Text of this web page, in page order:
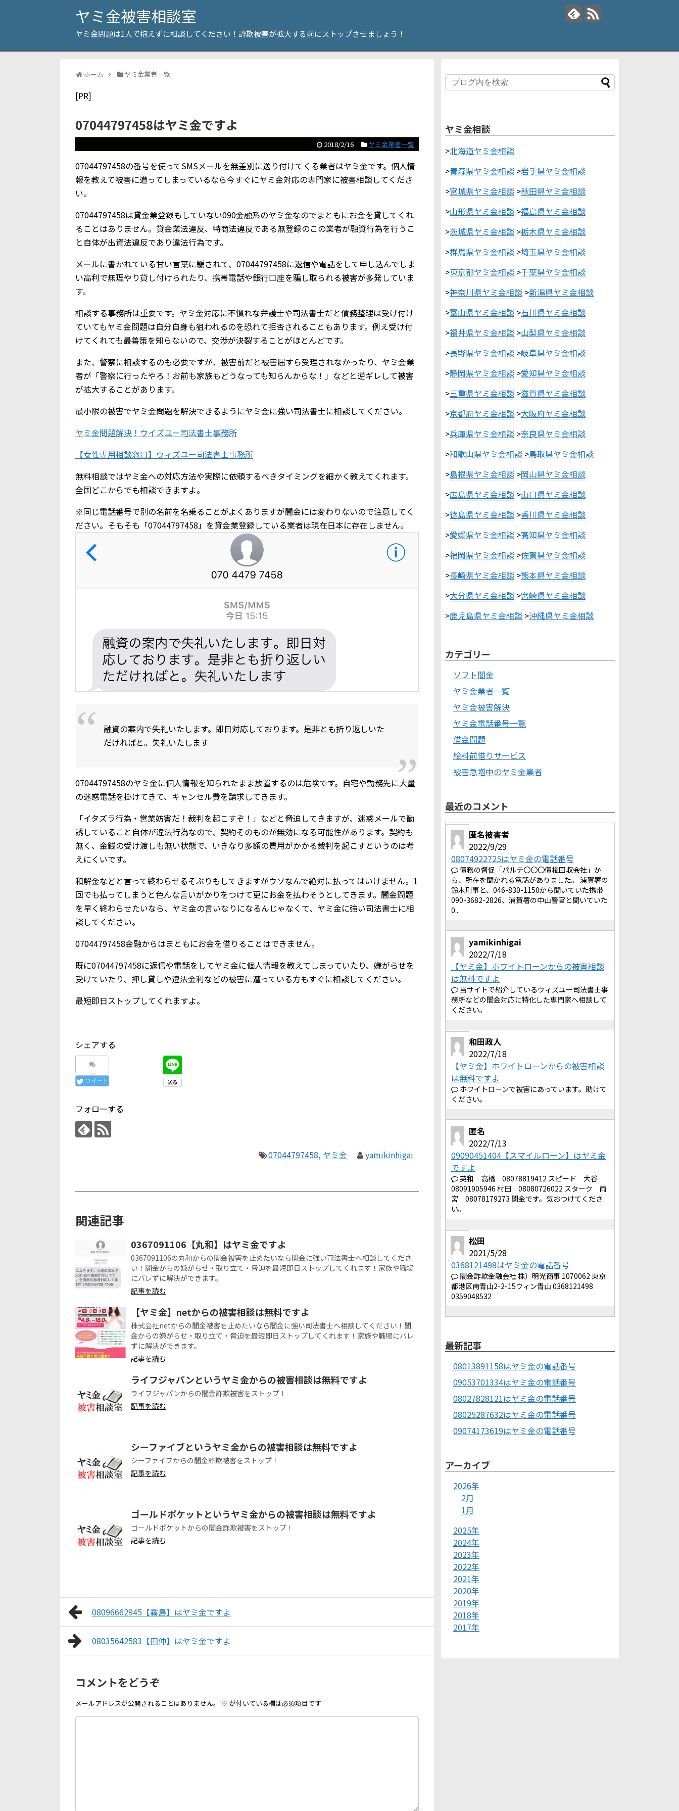
ヤミ金被害相談室
ヤミ金問題は1人で抱えずに相談してください！詐欺被害が拡大する前にストップさせましょう！
ホーム ヤミ金業者一覧
[PR]
07044797458はヤミ金ですよ
2018/2/16 ヤミ金業者一覧
07044797458の番号を使ってSMSメールを無差別に送り付けてくる業者はヤミ金です。個人情
報を教えて被害に遭ってしまっているなら今すぐにヤミ金対応の専門家に被害相談してくださ
い。
07044797458は貸金業登録もしていない090金融系のヤミ金なのでまともにお金を貸してくれ
ることはありません。貸金業法違反、特商法違反である無登録のこの業者が融資行為を行うこ
と自体が出資法違反であり違法行為です。
メールに書かれている甘い言葉に騙されて、07044797458に返信や電話をして申し込んでしま
い高利で無理やり貸し付けられたり、携帯電話や銀行口座を騙し取られる被害が多発していま
す。
相談する事務所は重要です。ヤミ金対応に不慣れな弁護士や司法書士だと債務整理は受け付け
ていてもヤミ金問題は自分自身も狙われるのを恐れて拒否されることもあります。例え受け付
けてくれても最善策を知らないので、交渉が決裂することがほとんどです。
また、警察に相談するのも必要ですが、被害前だと被害届すら受理されなかったり、ヤミ金業
者が「警察に行ったやろ！お前も家族もどうなっても知らんからな！」などと逆ギレして被害
が拡大することがあります。
最小限の被害でヤミ金問題を解決できるようにヤミ金に強い司法書士に相談してください。
ヤミ金問題解決！ウイズユー司法書士事務所
【女性専用相談窓口】ウィズユー司法書士事務所
無料相談ではヤミ金への対応方法や実際に依頼するべきタイミングを細かく教えてくれます。
全国どこからでも相談できますよ。
※同じ電話番号で別の名前を名乗ることがよくありますが闇金には変わりないので注意してく
ださい。そもそも「07044797458」を貸金業登録している業者は現在日本に存在しません。
融資の案内で失礼いたします。即日対応しております。是非とも折り返しいた
だければと。失礼いたします
07044797458のヤミ金に個人情報を知られたまま放置するのは危険です。自宅や勤務先に大量
の迷惑電話を掛けてきて、キャンセル費を請求してきます。
「イタズラ行為・営業妨害だ！裁判を起こすぞ！」などと脅迫してきますが、迷惑メールで勧
誘していること自体が違法行為なので、契約そのものが無効になる可能性があります。契約も
無く、金銭の受け渡しも無い状態で、いきなり多額の費用がかかる裁判を起こすというのは考
えにくいです。
和解金などと言って終わらせるそぶりもしてきますがウソなんで絶対に払ってはいけません。1
回でも払ってしまうと色んな言いがかりをつけて更にお金を払わそうとしてきます。闇金問題
を早く終わらせたいなら、ヤミ金の言いなりになるんじゃなくて、ヤミ金に強い司法書士に相
談してください。
07044797458金融からはまともにお金を借りることはできません。
既に07044797458に返信や電話をしてヤミ金に個人情報を教えてしまっていたり、嫌がらせを
受けていたり、押し貸しや違法金利などの被害に遭っている方もすぐに相談してください。
最短即日ストップしてくれますよ。
シェアする
ツイート
フォローする
07044797458, ヤミ金 yamikinhigai
関連記事
0367091106【丸和】はヤミ金ですよ
0367091106の丸和からの闇金被害を止めたいなら闇金に強い司法書士へ相談してくださ
い！闇金からの嫌がらせ・取り立て・脅迫を最短即日ストップしてくれます！家族や職場
にバレずに解決ができます。
記事を読む
【ヤミ金】netからの被害相談は無料ですよ
株式会社netからの闇金被害を止めたいなら闇金に強い司法書士へ相談してください！闇
金からの嫌がらせ・取り立て・脅迫を最短即日ストップしてくれます！家族や職場にバレ
ずに解決ができます。
記事を読む
ライフジャパンというヤミ金からの被害相談は無料ですよ
ライフジャパンからの闇金詐欺被害をストップ！
記事を読む
シーファイブというヤミ金からの被害相談は無料ですよ
シーファイブからの闇金詐欺被害をストップ！
記事を読む
ゴールドポケットというヤミ金からの被害相談は無料ですよ
ゴールドポケットからの闇金詐欺被害をストップ！
記事を読む
08096662945【霧島】はヤミ金ですよ
08035642583【田仲】はヤミ金ですよ
コメントをどうぞ
メールアドレスが公開されることはありません。 ※ が付いている欄は必須項目です
ヤミ金相談
>北海道ヤミ金相談
>青森県ヤミ金相談 >岩手県ヤミ金相談
>宮城県ヤミ金相談 >秋田県ヤミ金相談
>山形県ヤミ金相談 >福島県ヤミ金相談
>茨城県ヤミ金相談 >栃木県ヤミ金相談
>群馬県ヤミ金相談 >埼玉県ヤミ金相談
>東京都ヤミ金相談 >千葉県ヤミ金相談
>神奈川県ヤミ金相談 >新潟県ヤミ金相談
>富山県ヤミ金相談 >石川県ヤミ金相談
>福井県ヤミ金相談 >山梨県ヤミ金相談
>長野県ヤミ金相談 >岐阜県ヤミ金相談
>静岡県ヤミ金相談 >愛知県ヤミ金相談
>三重県ヤミ金相談 >滋賀県ヤミ金相談
>京都府ヤミ金相談 >大阪府ヤミ金相談
>兵庫県ヤミ金相談 >奈良県ヤミ金相談
>和歌山県ヤミ金相談 >鳥取県ヤミ金相談
>島根県ヤミ金相談 >岡山県ヤミ金相談
>広島県ヤミ金相談 >山口県ヤミ金相談
>徳島県ヤミ金相談 >香川県ヤミ金相談
>愛媛県ヤミ金相談 >高知県ヤミ金相談
>福岡県ヤミ金相談 >佐賀県ヤミ金相談
>長崎県ヤミ金相談 >熊本県ヤミ金相談
>大分県ヤミ金相談 >宮崎県ヤミ金相談
>鹿児島県ヤミ金相談 >沖縄県ヤミ金相談
カテゴリー
ソフト闇金
ヤミ金業者一覧
ヤミ金被害解決
ヤミ金電話番号一覧
借金問題
給料前借りサービス
被害急増中のヤミ金業者
最近のコメント
匿名被害者
2022/9/29
08074922725はヤミ金の電話番号
債務の督促「パルテ〇〇〇債権回収会社」か
ら、所在を聞かれる電話がありました。 浦賀署の
鈴木刑事と、046-830-1150から聞いていた携帯
090-3682-2826、浦賀署の中山警官と聞いていた
0...
yamikinhigai
2022/7/18
【ヤミ金】ホワイトローンからの被害相談
は無料ですよ
当サイトで紹介しているウィズユー司法書士事
務所などの闇金対応に特化した専門家へ相談して
ください。
和田政人
2022/7/18
【ヤミ金】ホワイトローンからの被害相談
は無料ですよ
ホワイトローンで被害にあっています。助けて
ください。
匿名
2022/7/13
09090451404【スマイルローン】はヤミ金
ですよ
英和 高橋 08078819412 スピード 大谷
08091905946 村田 08080726022 スターク 雨
宮 08078179273 闇金です。気おつけてくださ
い。
松田
2021/5/28
0368121498はヤミ金の電話番号
闇金詐欺金融会社 株）明光商事 1070062 東京
都港区南青山2-2-15ウィン青山 0368121498
0359048532
最新記事
08013891158はヤミ金の電話番号
09053701334はヤミ金の電話番号
08027828121はヤミ金の電話番号
08025287632はヤミ金の電話番号
09074173619はヤミ金の電話番号
アーカイブ
2026年
2月
1月
2025年
2024年
2023年
2022年
2021年
2020年
2019年
2018年
2017年